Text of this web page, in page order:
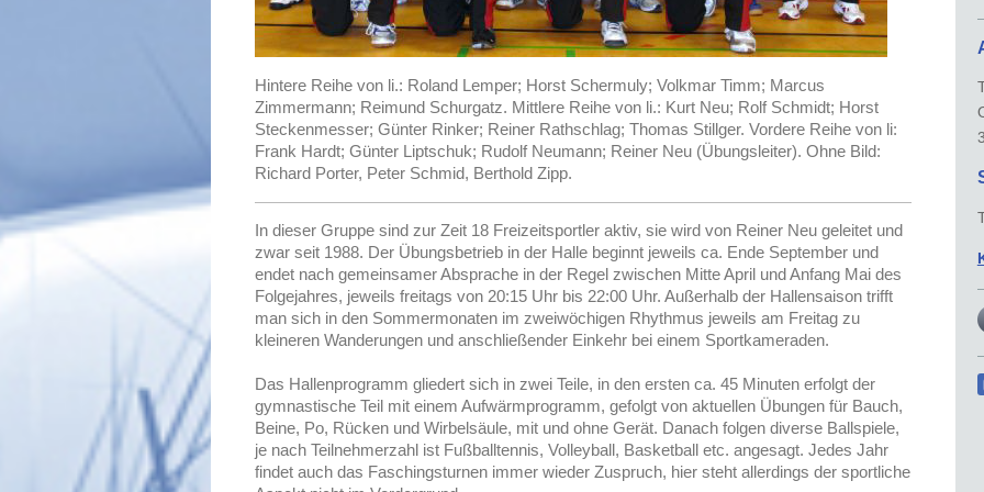
Hintere Reihe von li.: Roland Lemper; Horst Schermuly; Volkmar Timm; Marcus
Zimmermann; Reimund Schurgatz. Mittlere Reihe von li.: Kurt Neu; Rolf Schmidt; Horst
Steckenmesser; Günter Rinker; Reiner Rathschlag; Thomas Stillger. Vordere Reihe von li:
Frank Hardt; Günter Liptschuk; Rudolf Neumann; Reiner Neu (Übungsleiter). Ohne Bild:
Richard Porter, Peter Schmid, Berthold Zipp.
In dieser Gruppe sind zur Zeit 18 Freizeitsportler aktiv, sie wird von Reiner Neu geleitet und
zwar seit 1988. Der Übungsbetrieb in der Halle beginnt jeweils ca. Ende September und
endet nach gemeinsamer Absprache in der Regel zwischen Mitte April und Anfang Mai des
Folgejahres, jeweils freitags von 20:15 Uhr bis 22:00 Uhr. Außerhalb der Hallensaison trifft
man sich in den Sommermonaten im zweiwöchigen Rhythmus jeweils am Freitag zu
kleineren Wanderungen und anschließender Einkehr bei einem Sportkameraden.
Das Hallenprogramm gliedert sich in zwei Teile, in den ersten ca. 45 Minuten erfolgt der
gymnastische Teil mit einem Aufwärmprogramm, gefolgt von aktuellen Übungen für Bauch,
Beine, Po, Rücken und Wirbelsäule, mit und ohne Gerät. Danach folgen diverse Ballspiele,
je nach Teilnehmerzahl ist Fußballtennis, Volleyball, Basketball etc. angesagt. Jedes Jahr
findet auch das Faschingsturnen immer wieder Zuspruch, hier steht allerdings der sportliche